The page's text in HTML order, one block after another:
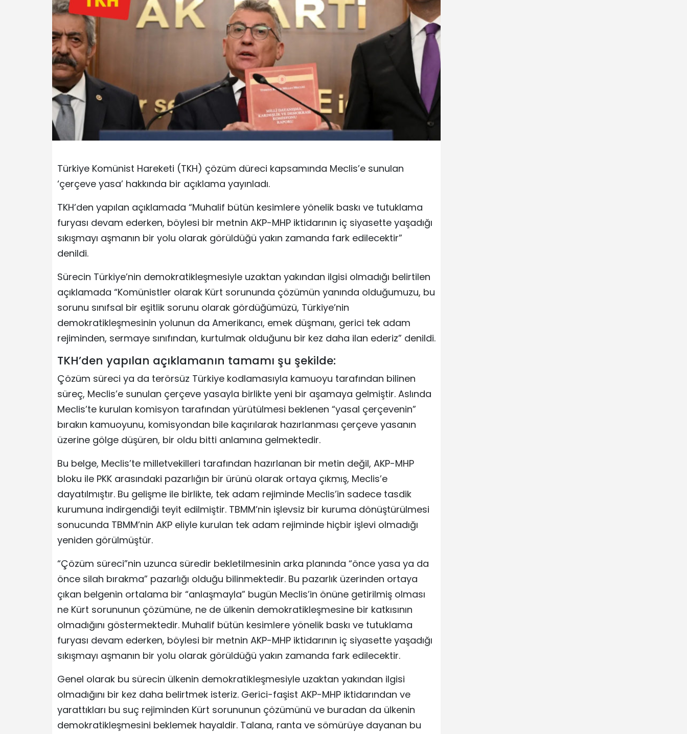
Türkiye Komünist Hareketi (TKH) çözüm düreci kapsamında Meclis’e sunulan
‘çerçeve yasa’ hakkında bir açıklama yayınladı.
TKH’den yapılan açıklamada “Muhalif bütün kesimlere yönelik baskı ve tutuklama
furyası devam ederken, böylesi bir metnin AKP-MHP iktidarının iç siyasette yaşadığı
sıkışmayı aşmanın bir yolu olarak görüldüğü yakın zamanda fark edilecektir”
denildi.
Sürecin Türkiye’nin demokratikleşmesiyle uzaktan yakından ilgisi olmadığı belirtilen
açıklamada “Komünistler olarak Kürt sorununda çözümün yanında olduğumuzu, bu
sorunu sınıfsal bir eşitlik sorunu olarak gördüğümüzü, Türkiye’nin
demokratikleşmesinin yolunun da Amerikancı, emek düşmanı, gerici tek adam
rejiminden, sermaye sınıfından, kurtulmak olduğunu bir kez daha ilan ederiz” denildi.
TKH’den yapılan açıklamanın tamamı şu şekilde:
Çözüm süreci ya da terörsüz Türkiye kodlamasıyla kamuoyu tarafından bilinen
süreç, Meclis’e sunulan çerçeve yasayla birlikte yeni bir aşamaya gelmiştir. Aslında
Meclis’te kurulan komisyon tarafından yürütülmesi beklenen “yasal çerçevenin”
bırakın kamuoyunu, komisyondan bile kaçırılarak hazırlanması çerçeve yasanın
üzerine gölge düşüren, bir oldu bitti anlamına gelmektedir.
Bu belge, Meclis’te milletvekilleri tarafından hazırlanan bir metin değil, AKP-MHP
bloku ile PKK arasındaki pazarlığın bir ürünü olarak ortaya çıkmış, Meclis’e
dayatılmıştır. Bu gelişme ile birlikte, tek adam rejiminde Meclis’in sadece tasdik
kurumuna indirgendiği teyit edilmiştir. TBMM’nin işlevsiz bir kuruma dönüştürülmesi
sonucunda TBMM’nin AKP eliyle kurulan tek adam rejiminde hiçbir işlevi olmadığı
yeniden görülmüştür.
“Çözüm süreci”nin uzunca süredir bekletilmesinin arka planında “önce yasa ya da
önce silah bırakma” pazarlığı olduğu bilinmektedir. Bu pazarlık üzerinden ortaya
çıkan belgenin ortalama bir “anlaşmayla” bugün Meclis’in önüne getirilmiş olması
ne Kürt sorununun çözümüne, ne de ülkenin demokratikleşmesine bir katkısının
olmadığını göstermektedir. Muhalif bütün kesimlere yönelik baskı ve tutuklama
furyası devam ederken, böylesi bir metnin AKP-MHP iktidarının iç siyasette yaşadığı
sıkışmayı aşmanın bir yolu olarak görüldüğü yakın zamanda fark edilecektir.
Genel olarak bu sürecin ülkenin demokratikleşmesiyle uzaktan yakından ilgisi
olmadığını bir kez daha belirtmek isteriz. Gerici-faşist AKP-MHP iktidarından ve
yarattıkları bu suç rejiminden Kürt sorununun çözümünü ve buradan da ülkenin
demokratikleşmesini beklemek hayaldir. Talana, ranta ve sömürüye dayanan bu